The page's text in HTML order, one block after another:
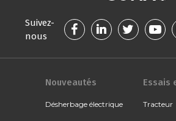
Suivez-
nous
Nouveautés
Désherbage électrique
Essais
Tracteur